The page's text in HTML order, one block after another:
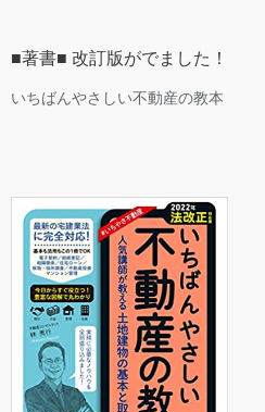
■著書■ 改訂版がでました！
いちばんやさしい不動産の教本